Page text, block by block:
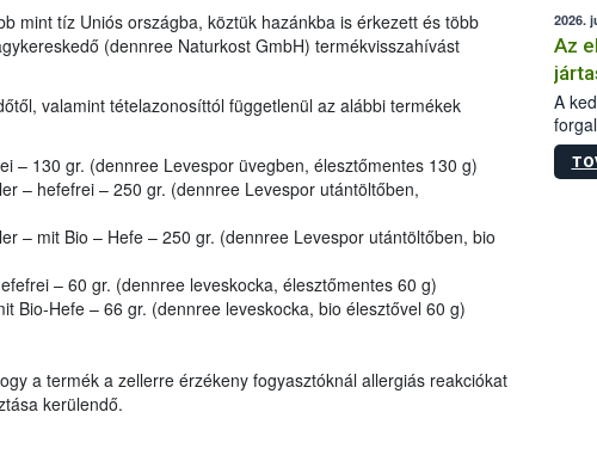
mint tíz Uniós országba, köztük hazánkba is érkezett és több
(dennree Naturkost GmbH) termékvisszahívást
valamint tételazonosíttól függetlenül az alábbi termékek
– 130 gr. (dennree Levespor üvegben, élesztőmentes 130 g)
– hefefrei – 250 gr. (dennree Levespor utántöltőben,
– mit Bio – Hefe – 250 gr. (dennree Levespor utántöltőben, bio
– 60 gr. (dennree leveskocka, élesztőmentes 60 g)
Bio-Hefe – 66 gr. (dennree leveskocka, bio élesztővel 60 g)
a termék a zellerre érzékeny fogyasztóknál allergiás reakciókat
kerülendő.
2026.
Az
A